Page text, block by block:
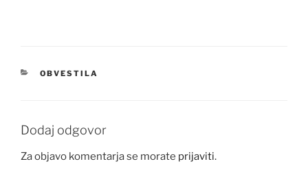
KATEGORIJE
OBVESTILA
Dodaj odgovor
Za objavo komentarja se morate prijaviti.